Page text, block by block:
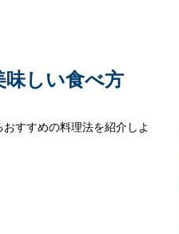
しい食べ方
すすめの料理法を紹介しよ